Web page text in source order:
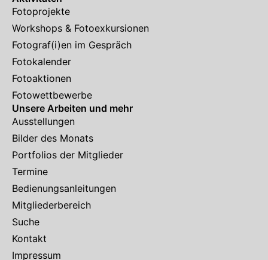
Fotoprojekte
Workshops & Fotoexkursionen
Fotograf(i)en im Gespräch
Fotokalender
Fotoaktionen
Fotowettbewerbe
Unsere Arbeiten und mehr
Ausstellungen
Bilder des Monats
Portfolios der Mitglieder
Termine
Bedienungsanleitungen
Mitgliederbereich
Suche
Kontakt
Impressum